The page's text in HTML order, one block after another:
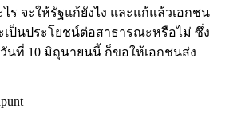
ไร จะให้รัฐแก้ยังไง และแก้แล้วเอกชน
เป็นประโยชน์ต่อสาธารณะหรือไม่ ซึ่ง
นที่ 10 มิถุนายนนี้ ก็ขอให้เอกชนส่ง